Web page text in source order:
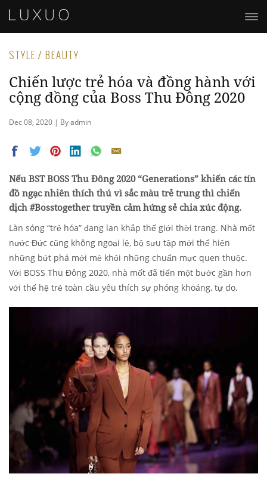
STYLE / BEAUTY
Chiến lược trẻ hóa và đồng hành với
cộng đồng của Boss Thu Đông 2020
Dec 08, 2020 | By admin
Nếu BST BOSS Thu Đông 2020 “Generations” khiến các tín
đồ ngạc nhiên thích thú vì sắc màu trẻ trung thì chiến
dịch #Bosstogether truyền cảm hứng sẻ chia xúc động.
Làn sóng “trẻ hóa” đang lan khắp thế giới thời trang. Nhà mốt
nước Đức cũng không ngoại lệ, bộ sưu tập mới thể hiện
những bứt phá mới mẻ khỏi những chuẩn mực quen thuộc.
Với BOSS Thu Đông 2020, nhà mốt đã tiến một bước gần hơn
với thế hệ trẻ toàn cầu yêu thích sự phóng khoáng, tự do.